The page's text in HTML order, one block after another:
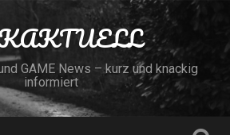
GAME News – kurz und knackig
informiert